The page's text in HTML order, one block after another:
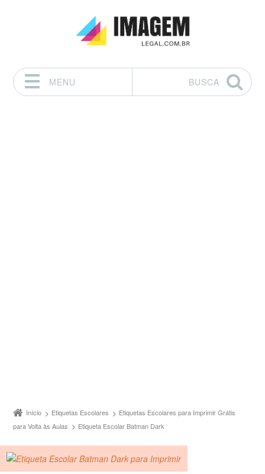
MENU
BUSCA
Início Etiquetas Escolares
Etiquetas Escolares para Imprimir Grátis
para Volta às Aulas
Etiqueta Escolar Batman Dark